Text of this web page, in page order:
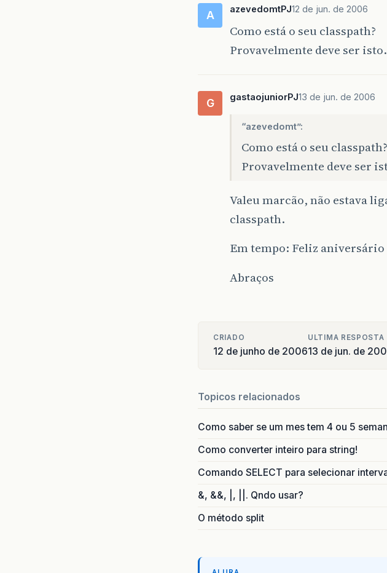
A azevedomtPJ12 de jun. de 2006
Como está o seu classpath?
Provavelmente deve ser isto.
G gastaojuniorPJ13 de jun. de 2006
“azevedomt”:
Como está o seu classpath?
Provavelmente deve ser
Valeu marcão, não estava
classpath.
Em tempo: Feliz
Abraços
CRIADO
12 de junho de 2006
ULTIMA RESPOSTA
13 de jun. de
Topicos relacionados
Como saber se um mes tem 4 ou 5
Como converter inteiro para string!
Comando SELECT para selecionar
&, &&, |, ||. Qndo usar?
O método split